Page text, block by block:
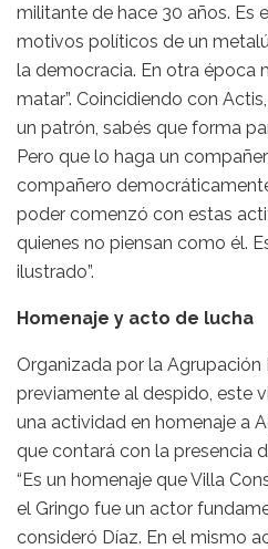
militante de hace 30 años. Es
motivos políticos de un
la democracia. En otra época
matar”. Coincidiendo con
un patrón, sabés que forma
Pero que lo haga un
compañero
poder comenzó con estas
quienes no piensan como él.
ilustrado”.
Homenaje y acto de lucha
Organizada por la
previamente al despido, este
una actividad en homenaje a
que contará con la presencia
“Es un homenaje que Villa
el Gringo fue un actor
consideró Díaz. En el mismo